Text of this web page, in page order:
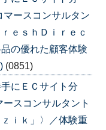
ースコンサルタン
ｅｓｈＤｉｒｅｃ
の優れた顧客体験
(0851)
にＥＣサイト分
スコンサルタント
ｉｋ」〉／体験重